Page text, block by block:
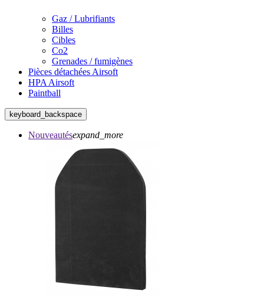
Gaz / Lubrifiants
Billes
Cibles
Co2
Grenades / fumigènes
Pièces détachées Airsoft
HPA Airsoft
Paintball
keyboard_backspace
Nouveautésexpand_more